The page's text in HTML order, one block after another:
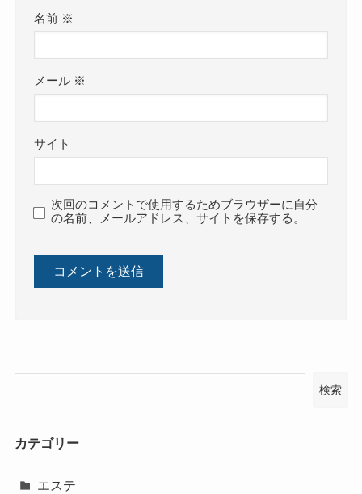
名前 ※
メール ※
サイト
次回のコメントで使用するためブラウザーに自分
の名前、メールアドレス、サイトを保存する。
検索
カテゴリー
エステ